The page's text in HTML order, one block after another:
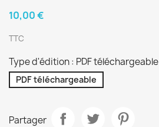
10,00 €
TTC
Type d'édition : PDF téléchargeable
PDF téléchargeable
Partager